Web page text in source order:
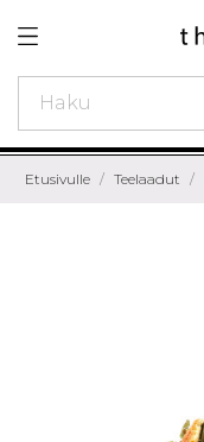
Etusivulle Teelaadut